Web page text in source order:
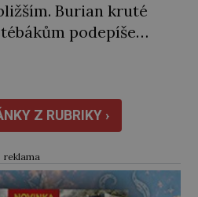
Burian kruté
podepíše
ani psychický nátlak.
chce být knězem a
Z RUBRIKY ›
reklama